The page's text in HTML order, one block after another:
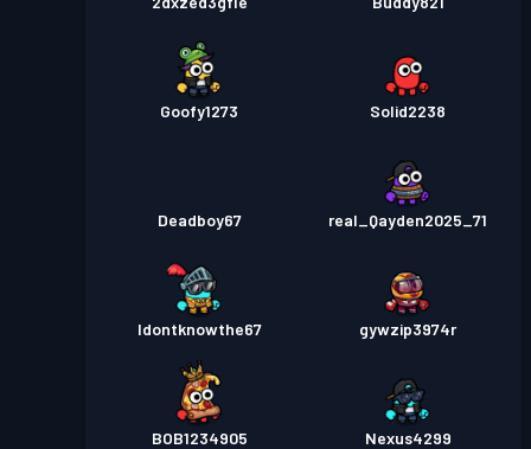
Goofy1273 Solid2238
Deadboy67 real_Qayden2025_71
Idontknowthe67 gywzip3974r
BOB1234905 Nexus4299